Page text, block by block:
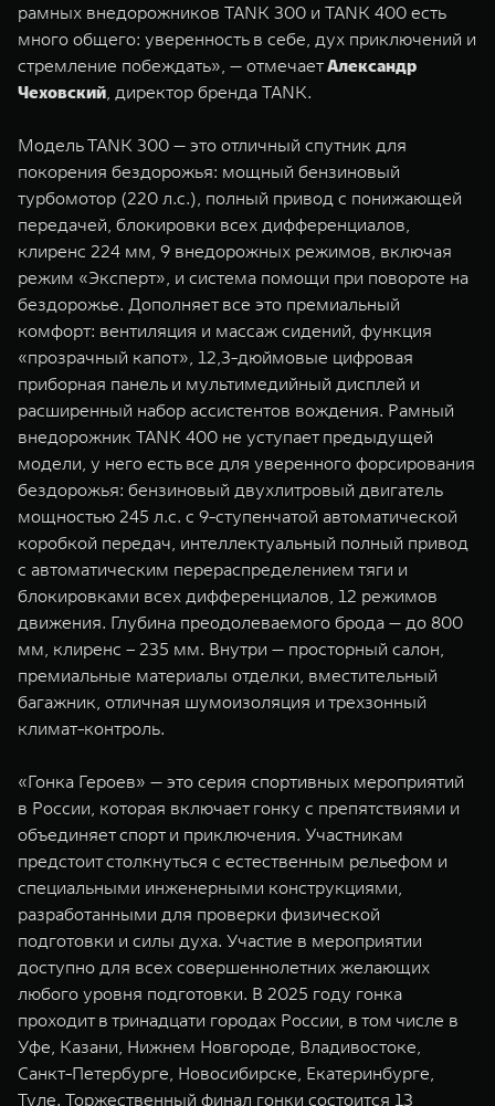
рамных внедорожников TANK 300 и TANK 400 есть
много общего: уверенность в себе, дух приключений и
стремление побеждать», — отмечаетАлександр
Чеховский, директор бренда TANK.
Модель TANK 300 — это отличный спутник для
покорения бездорожья: мощный бензиновый
турбомотор (220 л.с.), полный привод с понижающей
передачей, блокировки всех дифференциалов,
клиренс 224 мм, 9 внедорожных режимов, включая
режим «Эксперт», и система помощи при повороте на
бездорожье. Дополняет все это премиальный
комфорт: вентиляция и массаж сидений, функция
«прозрачный капот», 12,3-дюймовые цифровая
приборная панель и мультимедийный дисплей и
расширенный набор ассистентов вождения. Рамный
внедорожник TANK 400 не уступает предыдущей
модели, у него есть все для уверенного форсирования
бездорожья: бензиновый двухлитровый двигатель
мощностью 245 л.с. с 9-ступенчатой автоматической
коробкой передач, интеллектуальный полный привод
с автоматическим перераспределением тяги и
блокировками всех дифференциалов, 12 режимов
движения. Глубина преодолеваемого брода — до 800
мм, клиренс – 235 мм. Внутри — просторный салон,
премиальные материалы отделки, вместительный
багажник, отличная шумоизоляция и трехзонный
климат-контроль.
«Гонка Героев» — это серия спортивных мероприятий
в России, которая включает гонку с препятствиями и
объединяет спорт и приключения. Участникам
предстоит столкнуться с естественным рельефом и
специальными инженерными конструкциями,
разработанными для проверки физической
подготовки и силы духа. Участие в мероприятии
доступно для всех совершеннолетних желающих
любого уровня подготовки. В 2025 году гонка
проходит в тринадцати городах России, в том числе в
Уфе, Казани, Нижнем Новгороде, Владивостоке,
Санкт-Петербурге, Новосибирске, Екатеринбурге,
Туле. Торжественный финал гонки состоится 13